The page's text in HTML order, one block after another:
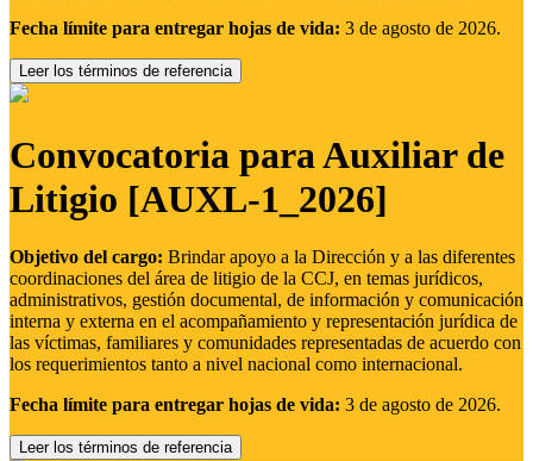
Fecha límite para entregar hojas de vida: 3 de agosto de 2026.
Leer los términos de referencia
Convocatoria para Auxiliar de
Litigio [AUXL-1_2026]
Objetivo del cargo: Brindar apoyo a la Dirección y a las diferentes
coordinaciones del área de litigio de la CCJ, en temas jurídicos,
administrativos, gestión documental, de información y comunicación
interna y externa en el acompañamiento y representación jurídica de
las víctimas, familiares y comunidades representadas de acuerdo con
los requerimientos tanto a nivel nacional como internacional.
Fecha límite para entregar hojas de vida: 3 de agosto de 2026.
Leer los términos de referencia